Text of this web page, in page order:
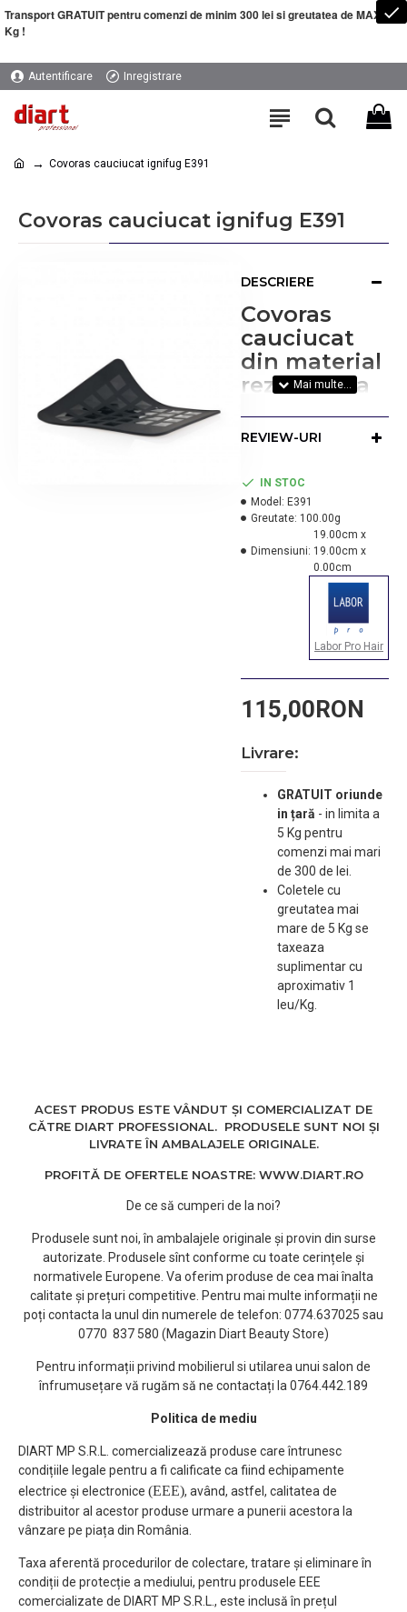
Transport GRATUIT pentru comenzi de minim 300 lei si greutatea de MAXIM 5
Kg !
Autentificare Inregistrare
Covoras cauciucat ignifug E391
Covoras cauciucat ignifug E391
DESCRIERE
Covoras
cauciucat
din material
rezistent la
inalte.
ESTE SPECIAL
CONCEPUT
PENTRU A VA
PROTEJA
SUPRAFETELE
DE CONTACTUL
DIRECT CU
APARATURA
FIERBINTE:
PLACI DE PAR,
ONDULATOARE,
ETC.
CM X 19 CM
REVIEW-URI
115,00RON
IN STOC
Model: E391
Greutate: 100.00g
Dimensiuni:
19.00cm x
19.00cm x
0.00cm
Labor Pro Hair
Livrare:
GRATUIT oriunde
in țară - in limita a
5 Kg pentru
comenzi mai mari
de 300 de lei.
Coletele cu
greutatea mai
mare de 5 Kg se
taxeaza
suplimentar cu
aproximativ 1
leu/Kg.
ACEST PRODUS ESTE VÂNDUT ȘI COMERCIALIZAT DE
CĂTRE DIART PROFESSIONAL. PRODUSELE SUNT NOI ȘI
LIVRATE ÎN AMBALAJELE ORIGINALE.
PROFITĂ DE OFERTELE NOASTRE: WWW.DIART.RO
De ce să cumperi de la noi?
Produsele sunt noi, în ambalajele originale și provin din surse
autorizate. Produsele sînt conforme cu toate cerințele și
normativele Europene. Va oferim produse de cea mai înalta
calitate și prețuri competitive. Pentru mai multe informații ne
poți contacta la unul din numerele de telefon: 0774.637025 sau
0770 837 580 (Magazin Diart Beauty Store)
Pentru informații privind mobilierul si utilarea unui salon de
înfrumusețare vă rugăm să ne contactați la 0764.442.189
Politica de mediu
DIART MP S.R.L. comercializează produse care întrunesc
condițiile legale pentru a fi calificate ca fiind echipamente
electrice și electronice (EEE), având, astfel, calitatea de
distribuitor al acestor produse urmare a punerii acestora la
vânzare pe piața din România.
Taxa aferentă procedurilor de colectare, tratare și eliminare în
condiții de protecție a mediului, pentru produsele EEE
comercializate de DIART MP S.R.L., este inclusă în prețul